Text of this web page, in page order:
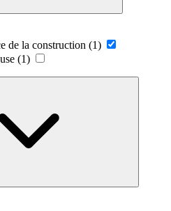
de la construction (1)
(1)